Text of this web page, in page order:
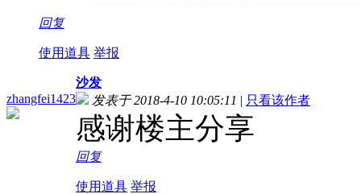
回复
使用道具 举报
zhangfei1423
沙发
发表于 2018-4-10 10:05:11 | 只看该作者
感谢楼主分享
回复
使用道具 举报